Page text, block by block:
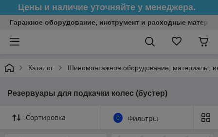
Цены и наличие уточняйте у менеджера.
Гаражное оборудование, инструмент и расходные
Каталог Шиномонтажное оборудование, материалы,
Резервуары для подкачки колес (бустер)
Сортировка 0 Фильтры